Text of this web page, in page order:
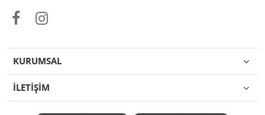
KURUMSAL
İLETİŞİM